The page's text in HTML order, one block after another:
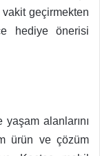
geçirmekten
hediye önerisi
alanlarını
ürün ve çözüm